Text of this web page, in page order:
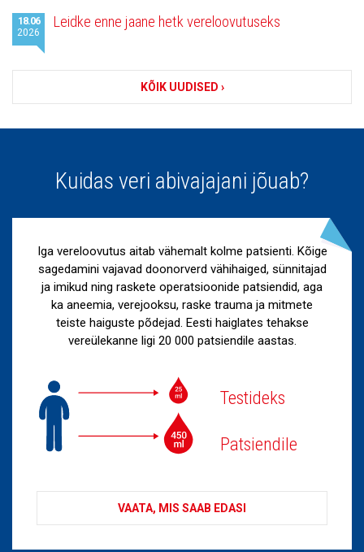
18.06
2026
Leidke enne jaane hetk vereloovutuseks
KÕIK UUDISED ›
Kuidas veri abivajajani jõuab?
Iga vereloovutus aitab vähemalt kolme patsienti. Kõige
sagedamini vajavad doonorverd vähihaiged, sünnitajad
ja imikud ning raskete operatsioonide patsiendid, aga
ka aneemia, verejooksu, raske trauma ja mitmete
teiste haiguste põdejad. Eesti haiglates tehakse
vereülekanne ligi 20 000 patsiendile aastas.
Testideks
Patsiendile
VAATA, MIS SAAB EDASI